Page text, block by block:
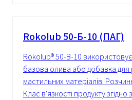
Rokolub 50-Б-10 (ПАГ)
Rokolub® 50-B-10
базова олива або добавка
мастильних матеріалів.
Клас в'язкості продукту згідно